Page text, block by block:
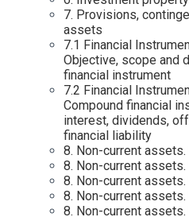
7. Provisions,
assets
7.1 Financial
Objective, scope and
financial instrument
7.2 Financial
Compound financial
interest, dividends,
financial liability
8. Non-current assets.
8. Non-current assets.
8. Non-current assets.
8. Non-current assets.
8. Non-current assets.